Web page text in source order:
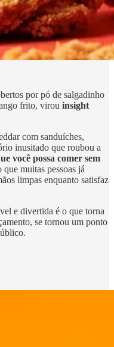
por pó de salgadinho
frito, virou insight
com sanduíches,
inusitado que roubou a
você possa comer sem
muitas pessoas já
limpas enquanto satisfaz
e divertida é o que torna
se tornou um ponto